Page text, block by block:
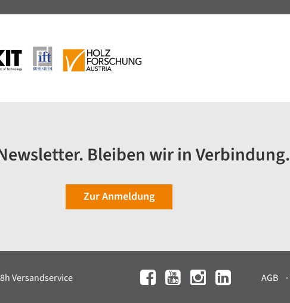
Bleiben wir in Verbindung.
Zur Anmeldung
Versandservice AGB